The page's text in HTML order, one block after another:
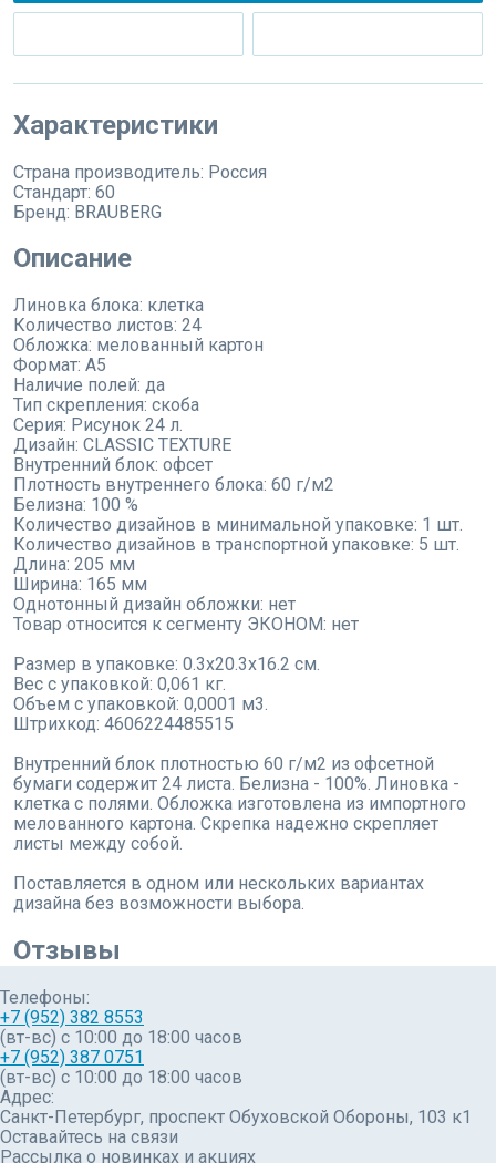
Характеристики
Страна производитель: Россия
Стандарт: 60
Бренд: BRAUBERG
Описание
Линовка блока: клетка
Количество листов: 24
Обложка: мелованный картон
Формат: А5
Наличие полей: да
Тип скрепления: скоба
Серия: Рисунок 24 л.
Дизайн: CLASSIC TEXTURE
Внутренний блок: офсет
Плотность внутреннего блока: 60 г/м2
Белизна: 100 %
Количество дизайнов в минимальной упаковке: 1 шт.
Количество дизайнов в транспортной упаковке: 5 шт.
Длина: 205 мм
Ширина: 165 мм
Однотонный дизайн обложки: нет
Товар относится к сегменту ЭКОНОМ: нет
Размер в упаковке: 0.3x20.3x16.2 см.
Вес с упаковкой: 0,061 кг.
Объем с упаковкой: 0,0001 м3.
Штрихкод: 4606224485515
Внутренний блок плотностью 60 г/м2 из офсетной
бумаги содержит 24 листа. Белизна - 100%. Линовка -
клетка с полями. Обложка изготовлена из импортного
мелованного картона. Скрепка надежно скрепляет
листы между собой.
Поставляется в одном или нескольких вариантах
дизайна без возможности выбора.
Отзывы
Телефоны:
+7 (952) 382 8553
(вт-вс) c 10:00 до 18:00 часов
+7 (952) 387 0751
(вт-вс) с 10:00 до 18:00 часов
Адрес:
Санкт-Петербург, проспект Обуховской Обороны, 103 к1
Оставайтесь на связи
Рассылка о новинках и акциях